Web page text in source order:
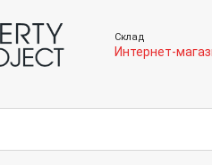
Склад
Интернет-